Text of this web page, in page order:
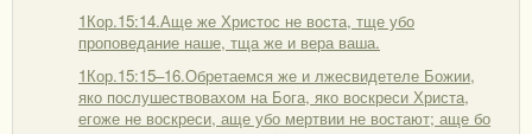
1Кор.15:14.Аще же Христос не воста, тще убо
проповедание наше, тща же и вера ваша.
1Кор.15:15–16.Обретаемся же и лжесвидетеле Божии,
яко послушествовахом на Бога, яко воскреси Христа,
егоже не воскреси, аще убо мертвии не востают; аще бо